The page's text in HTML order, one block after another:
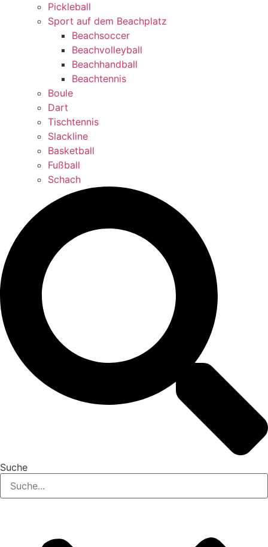
Pickleball
Sport auf dem Beachplatz
Beachsoccer
Beachvolleyball
Beachhandball
Beachtennis
Boule
Dart
Tischtennis
Slackline
Basketball
Fußball
Schach
Suche